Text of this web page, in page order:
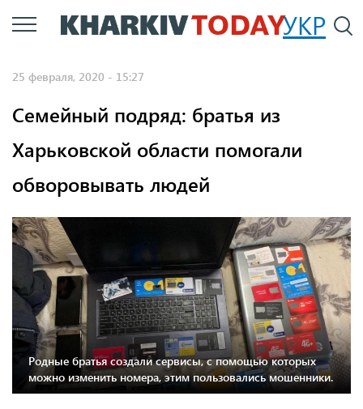
Перейти
к
УКР
25 февраля, 2020 - 15:27
Семейный подряд: братья из
Харьковской области помогали
обворовывать людей
Родные братья создали сервисы, с помощью которых
можно изменить номера, этим пользовались мошенники.